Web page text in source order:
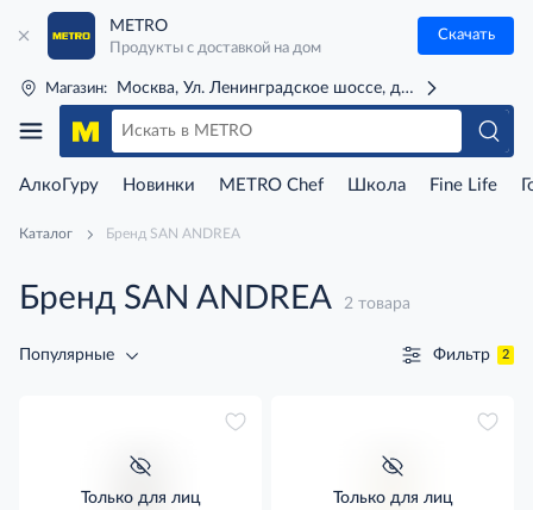
METRO
Продукты с доставкой на дом
Скачать
Магазин: Москва, Ул. Ленинградское шоссе, д. 71Г (м. Речной
АлкоГуру Новинки METRO Chef Школа Fine Life
Каталог Бренд SAN ANDREA
Бренд SAN ANDREA 2 товара
Популярные Фильтр 2
Только для лиц
Только для лиц